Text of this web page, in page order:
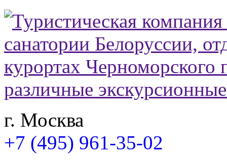
г. Москва
+7 (495) 961-35-02